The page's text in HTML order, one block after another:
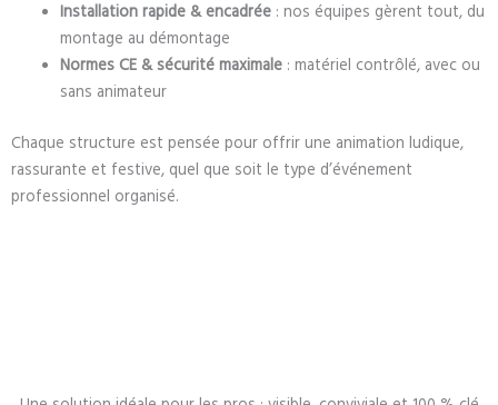
Installation rapide & encadrée: nos équipes gèrent tout, du
montage au démontage
Normes CE & sécurité maximale: matériel contrôlé, avec ou
sans animateur
Chaque structure est pensée pour offrir une animation ludique,
rassurante et festive, quel que soit le type d’événement
professionnel organisé.